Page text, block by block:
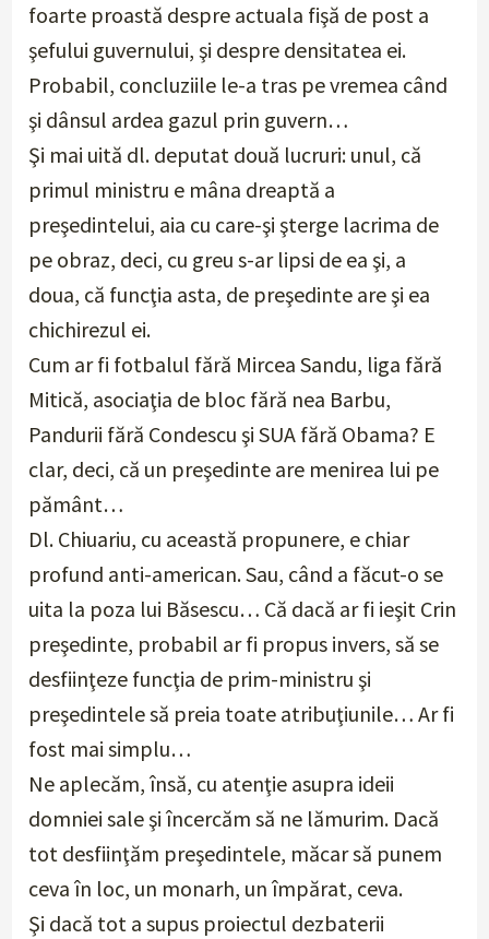
foarte proastă despre actuala fişă de post a
şefului guvernului, şi despre densitatea ei.
Probabil, concluziile le-a tras pe vremea când
şi dânsul ardea gazul prin guvern…
Şi mai uită dl. deputat două lucruri: unul, că
primul ministru e mâna dreaptă a
preşedintelui, aia cu care-şi şterge lacrima de
pe obraz, deci, cu greu s-ar lipsi de ea şi, a
doua, că funcţia asta, de preşedinte are şi ea
chichirezul ei.
Cum ar fi fotbalul fără Mircea Sandu, liga fără
Mitică, asociaţia de bloc fără nea Barbu,
Pandurii fără Condescu şi SUA fără Obama? E
clar, deci, că un preşedinte are menirea lui pe
pământ…
Dl. Chiuariu, cu această propunere, e chiar
profund anti-american. Sau, când a făcut-o se
uita la poza lui Băsescu… Că dacă ar fi ieşit Crin
preşedinte, probabil ar fi propus invers, să se
desfiinţeze funcţia de prim-ministru şi
preşedintele să preia toate atribuţiunile… Ar fi
fost mai simplu…
Ne aplecăm, însă, cu atenţie asupra ideii
domniei sale şi încercăm să ne lămurim. Dacă
tot desfiinţăm preşedintele, măcar să punem
ceva în loc, un monarh, un împărat, ceva.
Şi dacă tot a supus proiectul dezbaterii